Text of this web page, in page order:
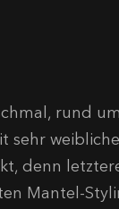
rund
sehr
denn
Mantel-